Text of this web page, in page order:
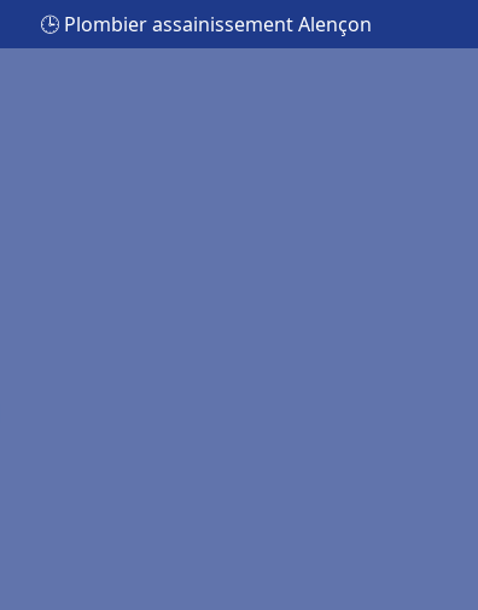
🕒 Plombier assainissement Alençon